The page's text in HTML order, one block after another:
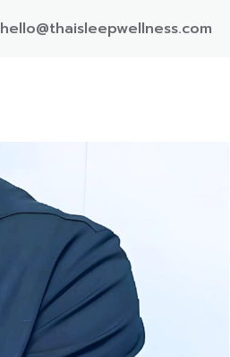
hello@thaisleepwellness.com